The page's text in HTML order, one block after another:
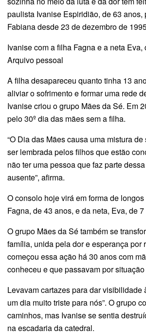
paulista Ivanise Espiridião, de 63 anos,
Fabiana desde 23 de dezembro de
Ivanise com a filha Fagna e a neta Eva,
Arquivo pessoal
A filha desapareceu quanto tinha 13
aliviar o sofrimento e formar uma rede
Ivanise criou o grupo Mães da Sé. Em
pelo 30º dia das mães sem a filha.
“O Dia das Mães causa uma mistura
ser lembrada pelos filhos que estão
não ter uma pessoa que faz parte
ausente”, afirma.
O consolo hoje virá em forma de
Fagna, de 43 anos, e da neta, Eva, de
O grupo Mães da Sé também se
família, unida pela dor e esperança por
começou essa ação há 30 anos com
conheceu e que passavam por
Levavam cartazes para dar visibilidade
um dia muito triste para nós”. O grupo
caminhos, mas Ivanise se sentia
na escadaria da catedral.